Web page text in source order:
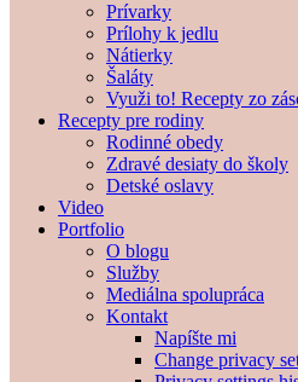
Prívarky
Prílohy k jedlu
Nátierky
Šaláty
Využi to! Recepty zo
Recepty pre rodiny
Rodinné obedy
Zdravé desiaty do školy
Detské oslavy
Video
Portfolio
O blogu
Služby
Mediálna spolupráca
Kontakt
Napíšte mi
Change privacy